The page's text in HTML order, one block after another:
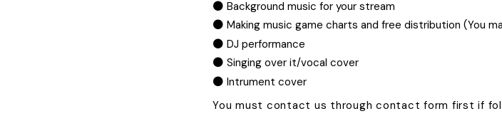
Background music for your stream
Making music game charts and free distribution (You
DJ performance
Singing over it/vocal cover
Intrument cover
You must contact us through contact form first if